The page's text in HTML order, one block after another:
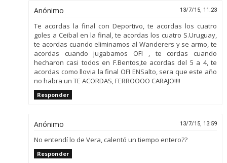
Anónimo 13/7/15, 11:23
Te acordas la final con Deportivo, te acordas los cuatro
goles a Ceibal en la final, te acordas los cuatro S.Uruguay,
te acordas cuando eliminamos al Wanderers y se armo, te
acordas cuando jugabamos OFI , te cordas cuando
hecharon casi todos en F.Bentos,te acordas del 5 a 4, te
acordas como llovia la final OFI ENSalto, sera que este año
no habra un TE ACORDAS, FERROOOO CARAJO!!!!
Responder
Anónimo 13/7/15, 13:59
No entendí lo de Vera, calentó un tiempo entero??
Responder